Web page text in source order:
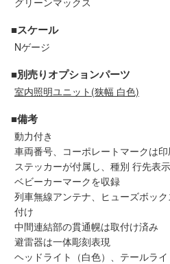
中部
中国・四国
お役立ち情報
鉄道模型の情報
メルマガ登録
■スケール
Nゲージ
■別売りオプションパーツ
室内照明ユニット(狭幅 白色)
■備考
動力付き
車両番号、コーポレートマークは
ステッカーが付属し、種別 行先表
ベビーカーマークを収録
列車無線アンテナ、ヒューズボッ
付け
中間連結部の貫通幌は取付け済み
避雷器は一体彫刻表現
ヘッドライト（白色）、テールラ